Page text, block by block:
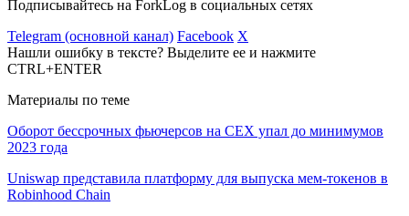
Подписывайтесь на ForkLog в социальных сетях
Telegram (основной канал) Facebook X
Нашли ошибку в тексте? Выделите ее и нажмите
CTRL+ENTER
Материалы по теме
Оборот бессрочных фьючерсов на CEX упал до минимумов
2023 года
Uniswap представила платформу для выпуска мем-токенов в
Robinhood Chain